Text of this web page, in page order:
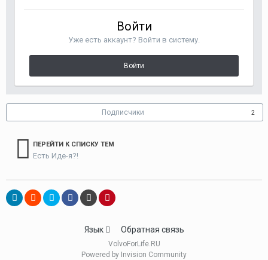
Войти
Уже есть аккаунт? Войти в систему.
Войти
Подписчики 2
ПЕРЕЙТИ К СПИСКУ ТЕМ
Есть Иде-я?!
Язык Обратная связь
VolvoForLife.RU
Powered by Invision Community